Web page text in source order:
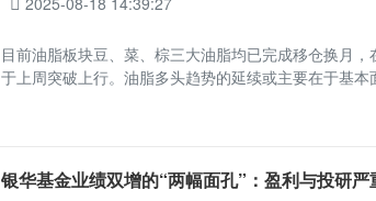
目前油脂板块豆、菜、棕三大油脂均已完成移仓换月，
于上周突破上行。油脂多头趋势的延续或主要在于基
银华基金业绩双增的“两幅面孔”：盈利与投研严